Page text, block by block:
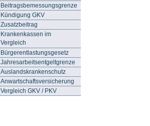
Beitragsbemessungsgrenze
Kündigung GKV
Zusatzbeitrag
Krankenkassen im
Vergleich
Bürgerentlastungsgesetz
Jahresarbeitsentgeltgrenze
Auslandskrankenschutz
Anwartschaftsversicherung
Vergleich GKV / PKV